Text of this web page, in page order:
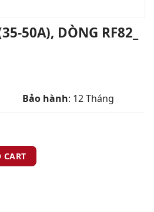
50A), DÒNG RF82_
Bảo hành: 12 Tháng
CART